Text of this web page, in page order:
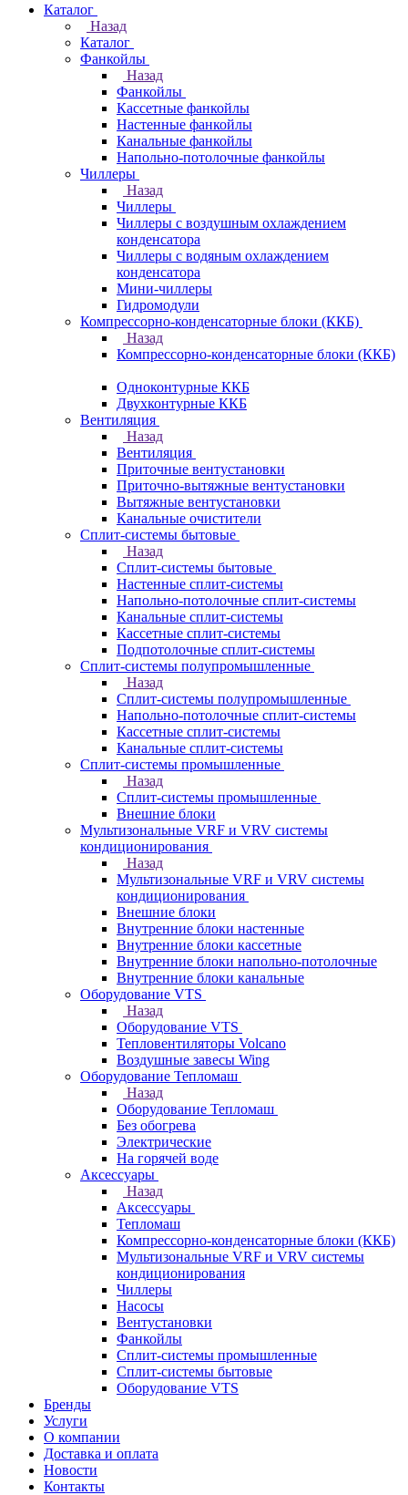
Каталог
Назад
Каталог
Фанкойлы
Назад
Фанкойлы
Кассетные фанкойлы
Настенные фанкойлы
Канальные фанкойлы
Напольно-потолочные фанкойлы
Чиллеры
Назад
Чиллеры
Чиллеры с воздушным охлаждением
конденсатора
Чиллеры с водяным охлаждением
конденсатора
Мини-чиллеры
Гидромодули
Компрессорно-конденсаторные блоки (ККБ)
Назад
Компрессорно-конденсаторные блоки (ККБ)
Одноконтурные ККБ
Двухконтурные ККБ
Вентиляция
Назад
Вентиляция
Приточные вентустановки
Приточно-вытяжные вентустановки
Вытяжные вентустановки
Канальные очистители
Сплит-системы бытовые
Назад
Сплит-системы бытовые
Настенные сплит-системы
Напольно-потолочные сплит-системы
Канальные сплит-системы
Кассетные сплит-системы
Подпотолочные сплит-системы
Сплит-системы полупромышленные
Назад
Сплит-системы полупромышленные
Напольно-потолочные сплит-системы
Кассетные сплит-системы
Канальные сплит-системы
Сплит-системы промышленные
Назад
Сплит-системы промышленные
Внешние блоки
Мультизональные VRF и VRV системы
кондиционирования
Назад
Мультизональные VRF и VRV системы
кондиционирования
Внешние блоки
Внутренние блоки настенные
Внутренние блоки кассетные
Внутренние блоки напольно-потолочные
Внутренние блоки канальные
Оборудование VTS
Назад
Оборудование VTS
Тепловентиляторы Volcano
Воздушные завесы Wing
Оборудование Тепломаш
Назад
Оборудование Тепломаш
Без обогрева
Электрические
На горячей воде
Аксессуары
Назад
Аксессуары
Тепломаш
Компрессорно-конденсаторные блоки (ККБ)
Мультизональные VRF и VRV системы
кондиционирования
Чиллеры
Насосы
Вентустановки
Фанкойлы
Сплит-системы промышленные
Сплит-системы бытовые
Оборудование VTS
Бренды
Услуги
О компании
Доставка и оплата
Новости
Контакты